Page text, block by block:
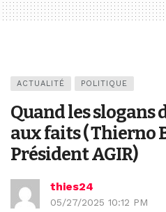
ACTUALITÉ POLITIQUE
Quand les slogans
aux faits ( Thierno
Président AGIR)
thies24
05/27/2025 10:12 PM